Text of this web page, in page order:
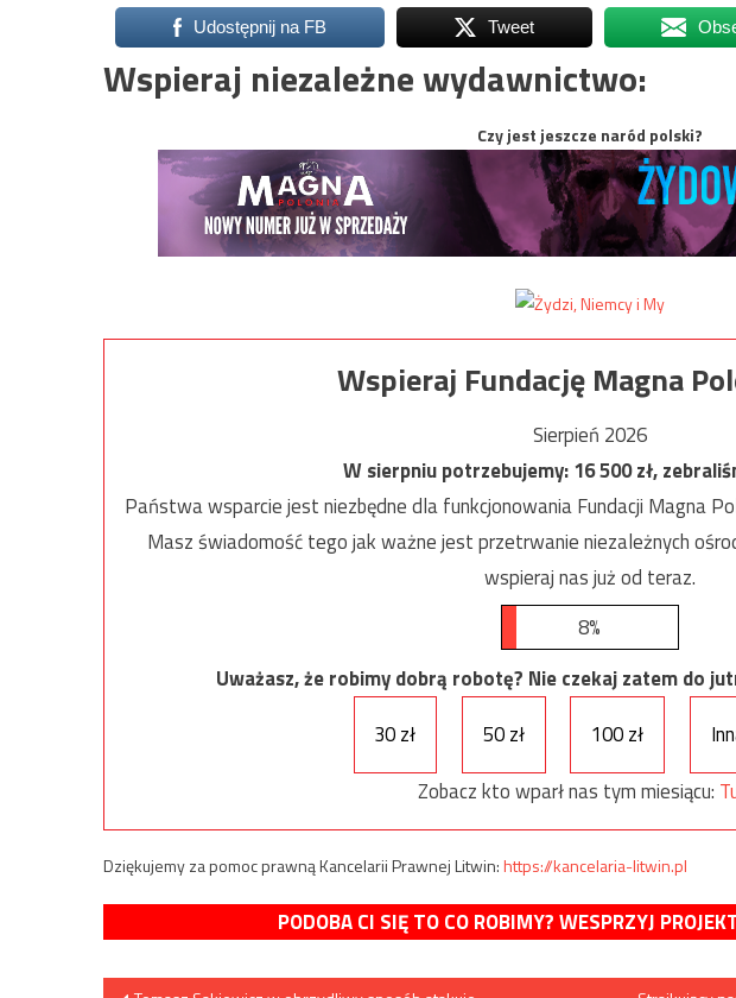
Udostępnij na FB Tweet
Wspieraj niezależne wydawnictwo:
Czy jest jeszcze naród polski?
Wspieraj Fundację Magna
Sierpień 2026
W sierpniu potrzebujemy:16 500zł,
Państwa wsparcie jest niezbędne dla funkcjonowania Fundacji Magna
Masz świadomość tego jak ważne jest przetrwanie niezależnych
wspieraj nas już od teraz.
8%
Uważasz, że robimy dobrą robotę? Nie czekaj zatem do
30 zł
50 zł 100 zł
Zobacz kto wparł nas tym miesiącu:
Dziękujemy za pomoc prawną Kancelarii Prawnej Litwin:https://kancelaria-litwin.pl
PODOBA CI SIĘ TO CO ROBIMY? WESPRZYJ